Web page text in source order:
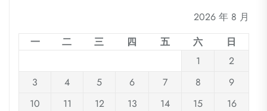
2026 年 8 月
一
二 三 四 五 六
日
1
2
3
4 5 6 7 8
9
10
11 12 13 14 15
16